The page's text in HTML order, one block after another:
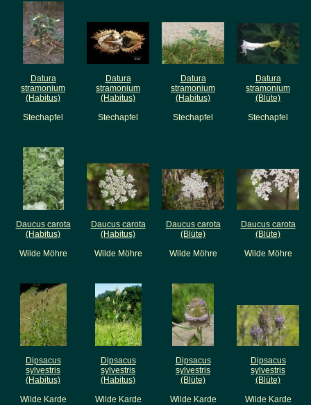
Datura
stramonium
(Habitus)
Stechapfel
Datura
stramonium
(Habitus)
Stechapfel
Datura
stramonium
(Habitus)
Stechapfel
Datura
stramonium
(Blüte)
Stechapfel
Daucus carota
(Habitus)
Wilde Möhre
Daucus carota
(Habitus)
Wilde Möhre
Daucus carota
(Blüte)
Wilde Möhre
Daucus carota
(Blüte)
Wilde Möhre
Dipsacus
sylvestris
(Habitus)
Wilde Karde
Dipsacus
sylvestris
(Habitus)
Wilde Karde
Dipsacus
sylvestris
(Blüte)
Wilde Karde
Dipsacus
sylvestris
(Blüte)
Wilde Karde